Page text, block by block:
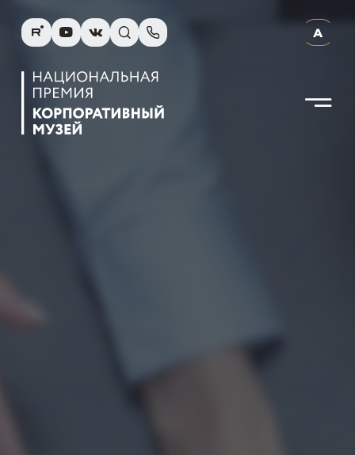
R Y V s p А
N